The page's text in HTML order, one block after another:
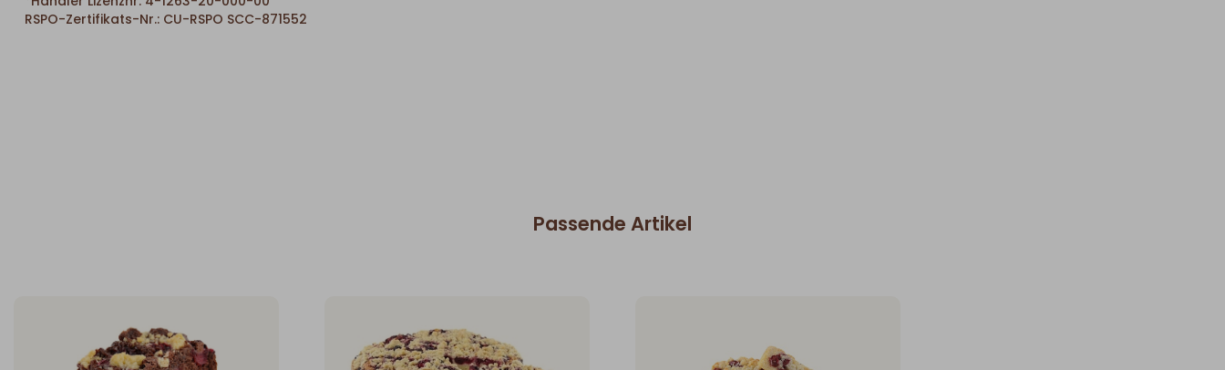
RSPO-Zertifikats-Nr.: CU-RSPO SCC-871552
Passende Artikel